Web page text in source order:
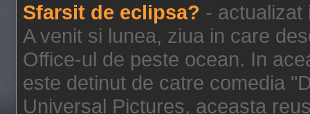
Sfarsit de eclipsa? - actualizat
A venit si lunea, ziua in care
Office-ul de peste ocean. In
este detinut de catre comedia
Universal Pictures, aceasta